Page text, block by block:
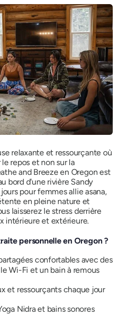
relaxante et ressourçante où
repos et non sur la
and Breeze en Oregon est
bord d'une rivière Sandy
pour femmes allie asana,
en pleine nature et
laisserez le stress derrière
intérieure et extérieure.
personnelle en Oregon ?
confortables avec des
Wi-Fi et un bain à remous
et ressourçants chaque jour
Nidra et bains sonores